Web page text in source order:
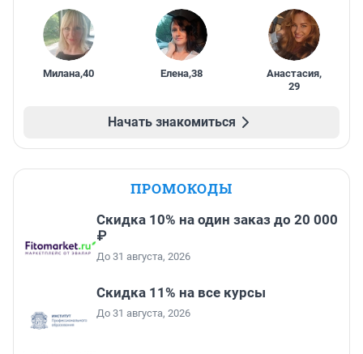
Милана,40 Елена,38 Анастасия,
29
Начать знакомиться
ПРОМОКОДЫ
Скидка 10% на один заказ до 20 000
₽
До 31 августа, 2026
Скидка 11% на все курсы
До 31 августа, 2026